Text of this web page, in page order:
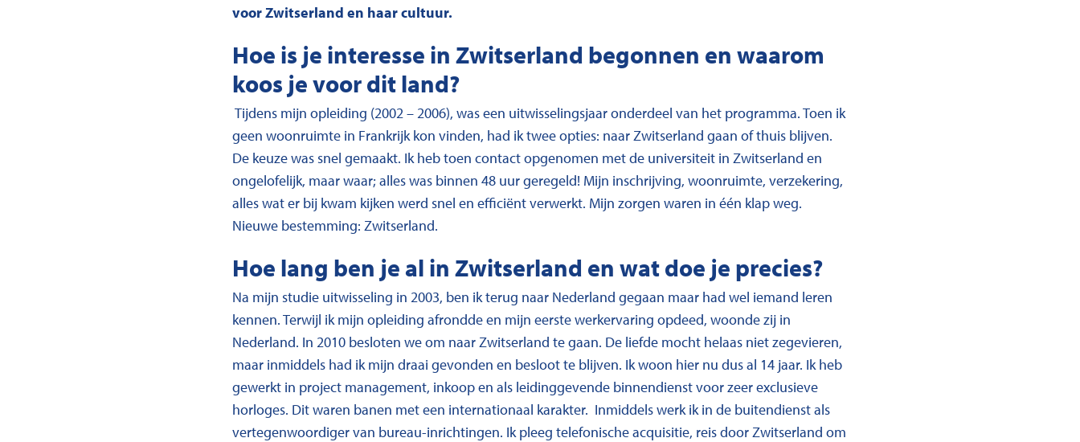
voor Zwitserland en haar cultuur.
Hoe is je interesse in Zwitserland begonnen en waarom
koos je voor dit land?
Tijdens mijn opleiding (2002 – 2006), was een uitwisselingsjaar onderdeel van het programma. Toen ik
geen woonruimte in Frankrijk kon vinden, had ik twee opties: naar Zwitserland gaan of thuis blijven.
De keuze was snel gemaakt. Ik heb toen contact opgenomen met de universiteit in Zwitserland en
ongelofelijk, maar waar; alles was binnen 48 uur geregeld! Mijn inschrijving, woonruimte, verzekering,
alles wat er bij kwam kijken werd snel en efficiënt verwerkt. Mijn zorgen waren in één klap weg.
Nieuwe bestemming: Zwitserland.
Hoe lang ben je al in Zwitserland en wat doe je precies?
Na mijn studie uitwisseling in 2003, ben ik terug naar Nederland gegaan maar had wel iemand leren
kennen. Terwijl ik mijn opleiding afrondde en mijn eerste werkervaring opdeed, woonde zij in
Nederland. In 2010 besloten we om naar Zwitserland te gaan. De liefde mocht helaas niet zegevieren,
maar inmiddels had ik mijn draai gevonden en besloot te blijven. Ik woon hier nu dus al 14 jaar. Ik heb
gewerkt in project management, inkoop en als leidinggevende binnendienst voor zeer exclusieve
horloges. Dit waren banen met een internationaal karakter. Inmiddels werk ik in de buitendienst als
vertegenwoordiger van bureau-inrichtingen. Ik pleeg telefonische acquisitie, reis door Zwitserland om